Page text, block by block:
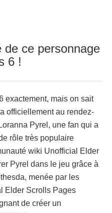
de ce personnage
6 !
exactement, mais on sait
officiellement au rendez-
Pyrel, une fan qui a
rôle très populaire
wiki Unofficial Elder
Pyrel dans le jeu grâce à
menée par les
Elder Scrolls Pages
de créer un